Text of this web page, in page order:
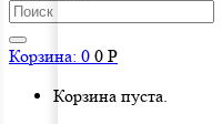
Корзина: 0 0 Р
Корзина пуста.